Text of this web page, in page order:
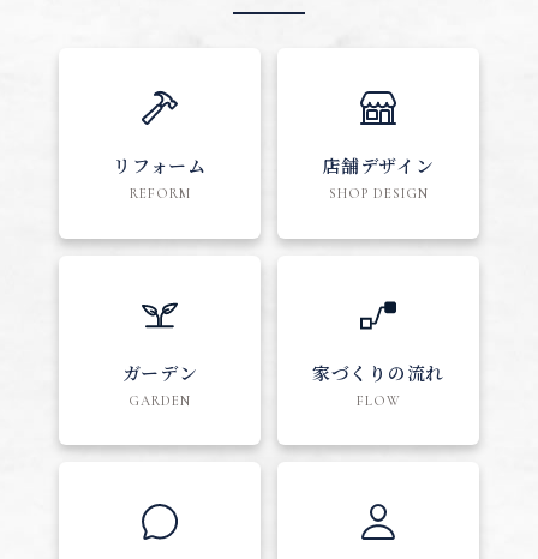
リフォーム
REFORM
店舗デザイン
SHOP DESIGN
ガーデン
GARDEN
家づくりの流れ
FLOW